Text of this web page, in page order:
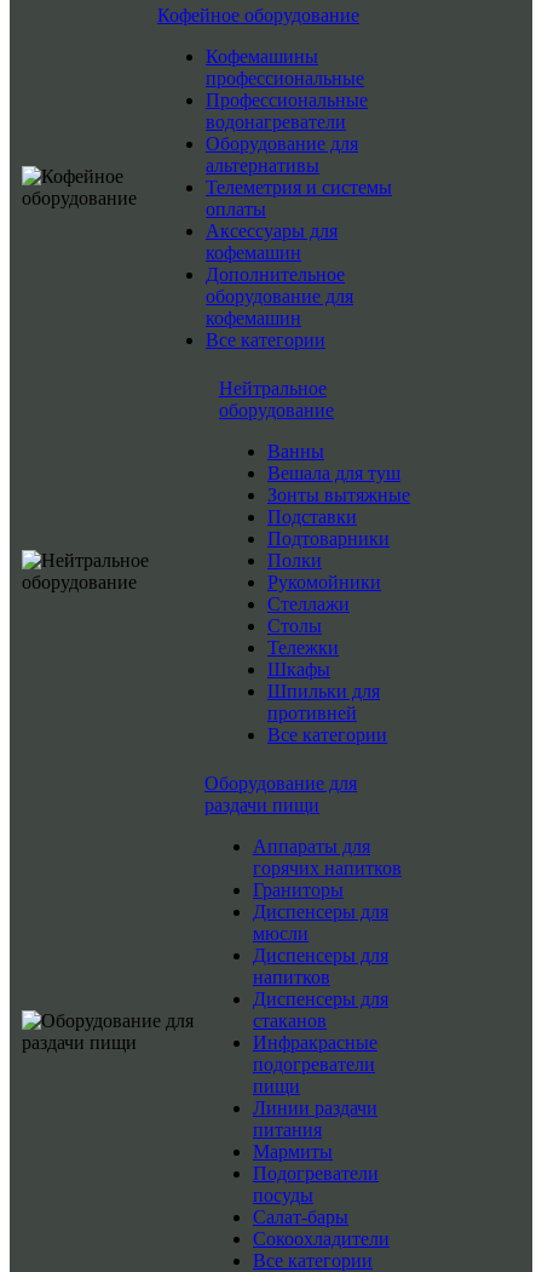
Кофейное оборудование
Кофемашины
профессиональные
Профессиональные
водонагреватели
Оборудование для
альтернативы
Телеметрия и системы
оплаты
Аксессуары для
кофемашин
Дополнительное
оборудование для
кофемашин
Все категории
Нейтральное
оборудование
Ванны
Вешала для туш
Зонты вытяжные
Подставки
Подтоварники
Полки
Рукомойники
Стеллажи
Столы
Тележки
Шкафы
Шпильки для
противней
Все категории
Оборудование для
раздачи пищи
Аппараты для
горячих напитков
Граниторы
Диспенсеры для
мюсли
Диспенсеры для
напитков
Диспенсеры для
стаканов
Инфракрасные
подогреватели
пищи
Линии раздачи
питания
Мармиты
Подогреватели
посуды
Салат-бары
Сокоохладители
Все категории